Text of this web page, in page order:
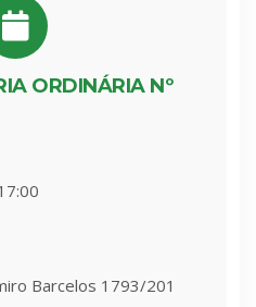
ORDINÁRIA Nº
Barcelos 1793/201